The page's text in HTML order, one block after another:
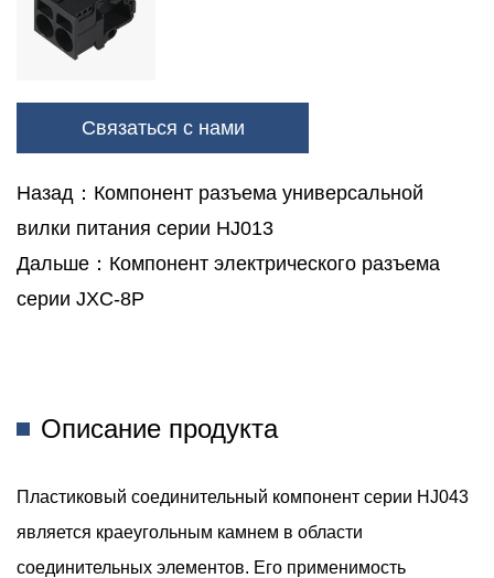
Машины И Кондиционеры. Его Прочная Конструкция И
Точное Проектирование Гарантируют Бесперебойную
Компьютерная Связь. В Эпоху Цифровых Технологий
Надежная Связь Имеет Первостепенное Значение,
Особенно В Компьютерных Системах, Где Передача Данных
Его Выбором Как Для ИТ-Специалистов, Так И Для
Автомобильная Промышленность. Автомобильный Сектор
Требует Решений Для Подключения, Которые Могут
Выдерживать Суровые Условия Окружающей Среды,
Связаться с нами
Назад：Компонент разъема универсальной
вилки питания серии HJ013
Дальше：Компонент электрического разъема
серии JXC-8P
Описание продукта
Пластиковый соединительный компонент серии HJ043
является краеугольным камнем в области
соединительных элементов. Его применимость